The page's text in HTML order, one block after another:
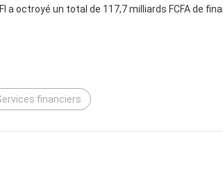
a octroyé un total de 117,7 milliards FCFA de
financiers